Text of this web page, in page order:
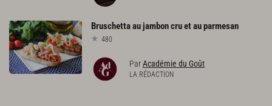
Bruschettaaujamboncruetauparmesan
480
ParAcadémie du Goût
LA RÉDACTION